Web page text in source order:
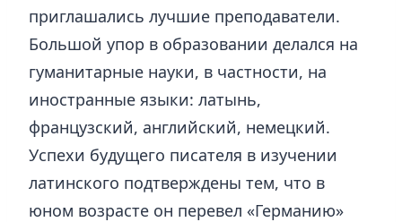
приглашались лучшие преподаватели.
Большой упор в образовании делался на
гуманитарные науки, в частности, на
иностранные языки: латынь,
французский, английский, немецкий.
Успехи будущего писателя в изучении
латинского подтверждены тем, что в
юном возрасте он перевел «Германию»